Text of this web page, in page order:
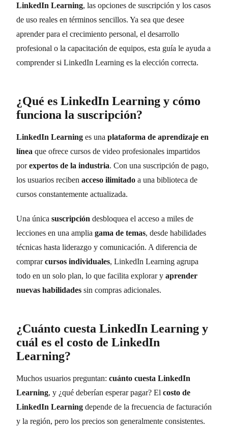
LinkedIn Learning, las opciones de suscripción y los casos
de uso reales en términos sencillos. Ya sea que desee
aprender para el crecimiento personal, el desarrollo
profesional o la capacitación de equipos, esta guía le ayuda a
comprender si LinkedIn Learning es la elección correcta.
¿Qué es LinkedIn Learning y cómo
funciona la suscripción?
LinkedIn Learning es una plataforma de aprendizaje en
línea que ofrece cursos de video profesionales impartidos
porexpertos de la industria. Con una suscripción de pago,
los usuarios reciben acceso ilimitado a una biblioteca de
cursos constantemente actualizada.
Una única suscripción desbloquea el acceso a miles de
lecciones en una amplia gama de temas, desde habilidades
técnicas hasta liderazgo y comunicación. A diferencia de
comprarcursos individuales, LinkedIn Learning agrupa
todo en un solo plan, lo que facilita explorar y aprender
nuevas habilidades sin compras adicionales.
¿Cuánto cuesta LinkedIn Learning y
cuál es el costo de LinkedIn
Learning?
Muchos usuarios preguntan: cuánto cuesta LinkedIn
Learning, y ¿qué deberían esperar pagar? El costo de
LinkedIn Learning depende de la frecuencia de facturación
y la región, pero los precios son generalmente consistentes.